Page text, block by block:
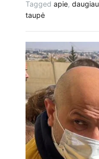
Tagged apie, daugiau
taupė